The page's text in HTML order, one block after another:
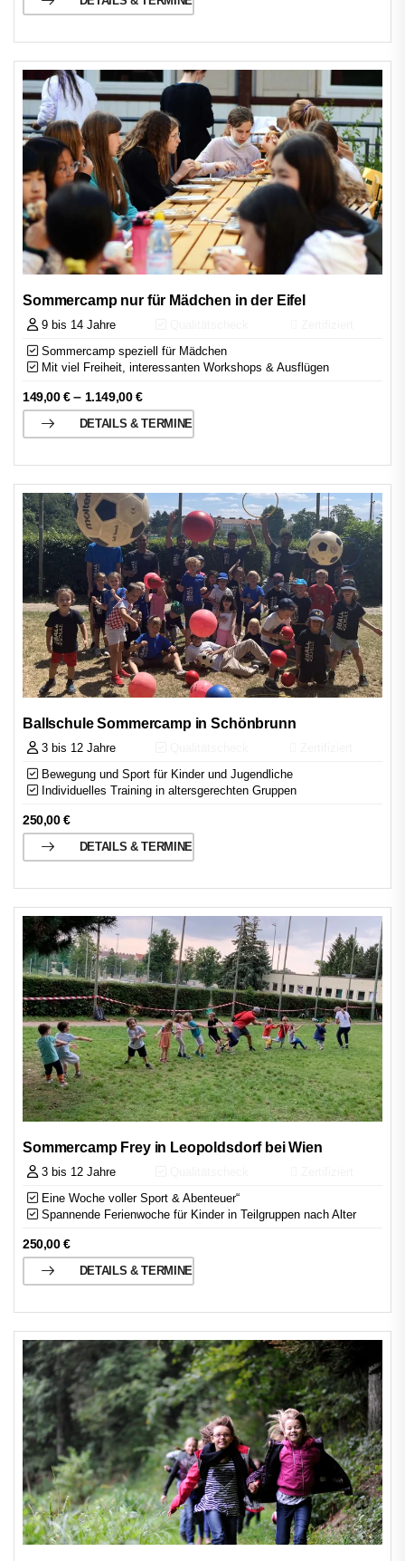
Sommercamp nur für Mädchen in der Eifel
9 bis 14 Jahre
Sommercamp speziell für Mädchen
Mit viel Freiheit, interessanten Workshops & Ausflügen
149,00€– 1.149,00€
DETAILS & TERMINE
Ballschule Sommercamp in Schönbrunn
3 bis 12 Jahre
Bewegung und Sport für Kinder und Jugendliche
Individuelles Training in altersgerechten Gruppen
250,00€
DETAILS & TERMINE
Sommercamp Frey in Leopoldsdorf bei Wien
3 bis 12 Jahre
Eine Woche voller Sport & Abenteuer“
Spannende Ferienwoche für Kinder in Teilgruppen nach Alter
250,00€
DETAILS & TERMINE